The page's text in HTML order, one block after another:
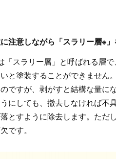
注意しながら「スラリー層※
スラリー層」と呼ばれる層
と塗装することができません
ですが、剥がすと結構な量に
にしても、撤去しなければ不
とすように除去します。ただ
です。